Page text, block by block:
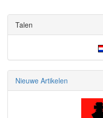
Talen
Nieuwe Artikelen